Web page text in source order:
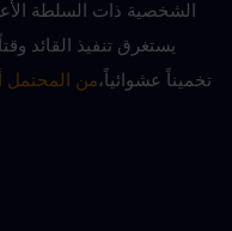
تخميناً عشوائياً،